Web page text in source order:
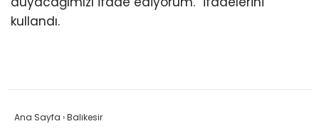
kullandı.
Ana Sayfa ›Balıkesir